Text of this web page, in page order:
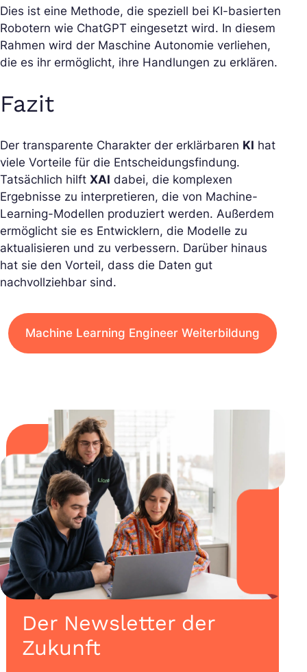
Dies ist eine Methode, die speziell bei KI-basierten
Robotern wie ChatGPT eingesetzt wird. In diesem
Rahmen wird der Maschine Autonomie verliehen,
die es ihr ermöglicht, ihre Handlungen zu erklären.
Fazit
Der transparente Charakter der erklärbaren KI hat
viele Vorteile für die Entscheidungsfindung.
Tatsächlich hilft XAI dabei, die komplexen
Ergebnisse zu interpretieren, die von Machine-
Learning-Modellen produziert werden. Außerdem
ermöglicht sie es Entwicklern, die Modelle zu
aktualisieren und zu verbessern. Darüber hinaus
hat sie den Vorteil, dass die Daten gut
nachvollziehbar sind.
Machine Learning Engineer Weiterbildung
Der Newsletter der
Zukunft